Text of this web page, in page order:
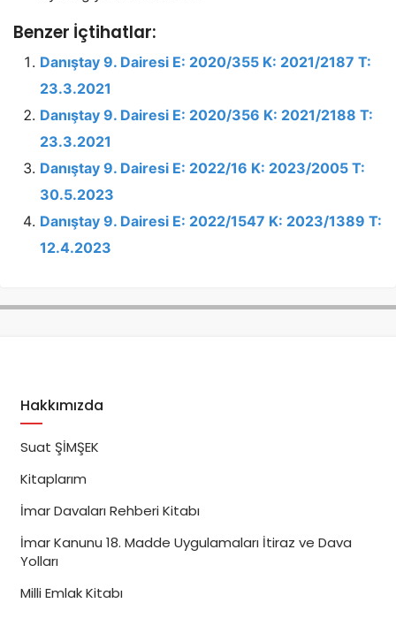
Benzer İçtihatlar:
Danıştay 9. Dairesi E: 2020/355 K: 2021/2187 T:
23.3.2021
Danıştay 9. Dairesi E: 2020/356 K: 2021/2188 T:
23.3.2021
Danıştay 9. Dairesi E: 2022/16 K: 2023/2005 T:
30.5.2023
Danıştay 9. Dairesi E: 2022/1547 K: 2023/1389 T:
12.4.2023
Hakkımızda
Suat ŞİMŞEK
Kitaplarım
İmar Davaları Rehberi Kitabı
İmar Kanunu 18. Madde Uygulamaları İtiraz ve Dava
Yolları
Milli Emlak Kitabı